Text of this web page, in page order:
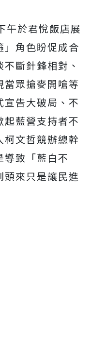
午於君悅飯店展
」角色盼促成合
斷針鋒相對、
當眾搶麥開嗆等
告大破局、不
藍營支持者不
柯文哲競辦總幹
導致「藍白不
來只是讓民進